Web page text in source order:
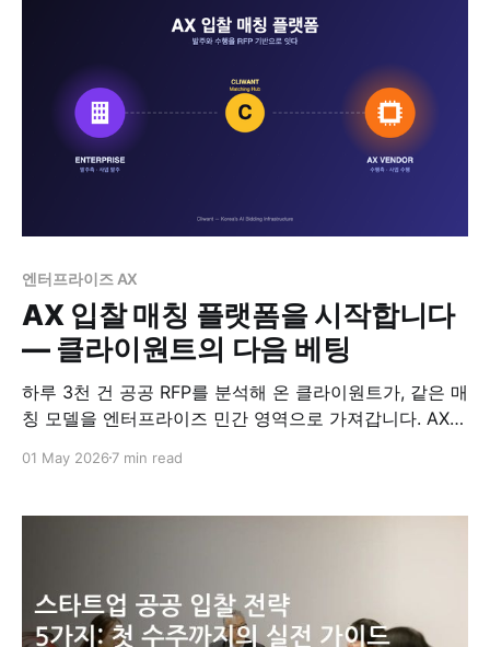
엔터프라이즈 AX
AX 입찰 매칭 플랫폼을 시작합니다
— 클라이원트의 다음 베팅
하루 3천 건 공공 RFP를 분석해 온 클라이원트가, 같은 매
칭 모델을 엔터프라이즈 민간 영역으로 가져갑니다. AX
시작합니다.
01 May 2026 7 min read